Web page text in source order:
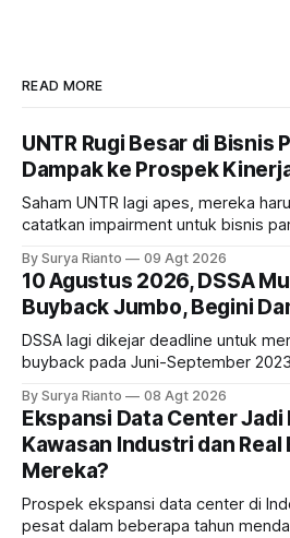
READ MORE
UNTR Rugi Besar di Bisnis
Dampak ke Prospek
Saham UNTR lagi apes, mereka
catatkan impairment untuk bisnis
bisnis UNTR?
By Surya Rianto 09 Agt 2026
10 Agustus 2026, DSSA
Buyback Jumbo, Begini
DSSA lagi dikejar deadline untuk
buyback pada Juni-September
By Surya Rianto 08 Agt 2026
Ekspansi Data Center Jadi
Kawasan Industri dan Real
Mereka?
Prospek ekspansi data center di
pesat dalam beberapa tahun